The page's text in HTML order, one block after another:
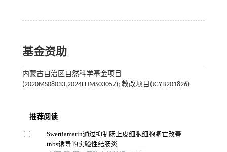
基金资助
内蒙古自治区自然科学基金项目
(2020MS08033,2024LHMS03057); 教改项目(JGYB201826)